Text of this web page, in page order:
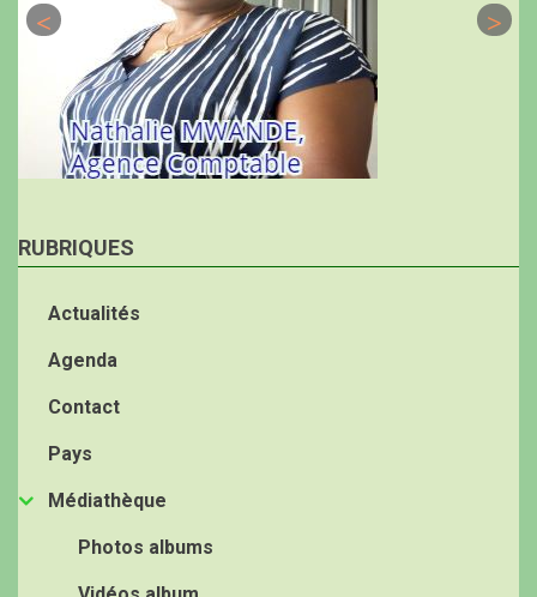
RUBRIQUES
Actualités
Agenda
Contact
Pays
Médiathèque
Photos albums